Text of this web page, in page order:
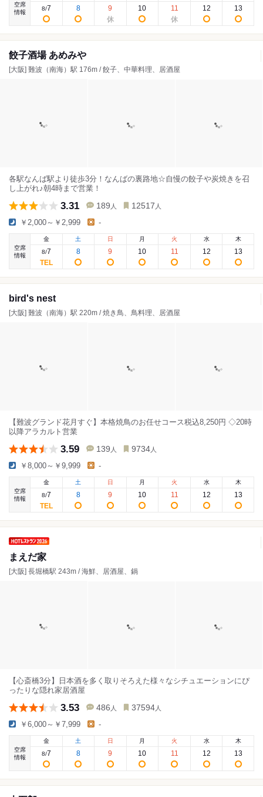
空席
情報
8/7 8 9 10 11 12 13
餃子酒場 あめみや
[大阪] 難波（南海）駅 176m / 餃子、中華料理、居酒屋
各駅なんば駅より徒歩3分！なんばの裏路地☆自慢の餃子や炭焼きを召
し上がれ♪朝4時まで営業！
3.31 189 人 12517 人
￥2,000～￥2,999 -
空席
情報
金
8/7
土
8
日
9
月
10
火
11
水
12
木
13
bird's nest
[大阪] 難波（南海）駅 220m / 焼き鳥、鳥料理、居酒屋
【難波グランド花月すぐ】本格焼鳥のお任せコース税込8,250円 ◇20時
以降アラカルト営業
3.59 139 人 9734 人
￥8,000～￥9,999 -
空席
情報
金
8/7
土
8
日
9
月
10
火
11
水
12
木
13
まえだ家
[大阪] 長堀橋駅 243m / 海鮮、居酒屋、鍋
【心斎橋3分】日本酒を多く取りそろえた様々なシチュエーションにぴ
ったりな隠れ家居酒屋
3.53 486 人 37594 人
￥6,000～￥7,999 -
空席
情報
金
8/7
土
8
日
9
月
10
火
11
水
12
木
13